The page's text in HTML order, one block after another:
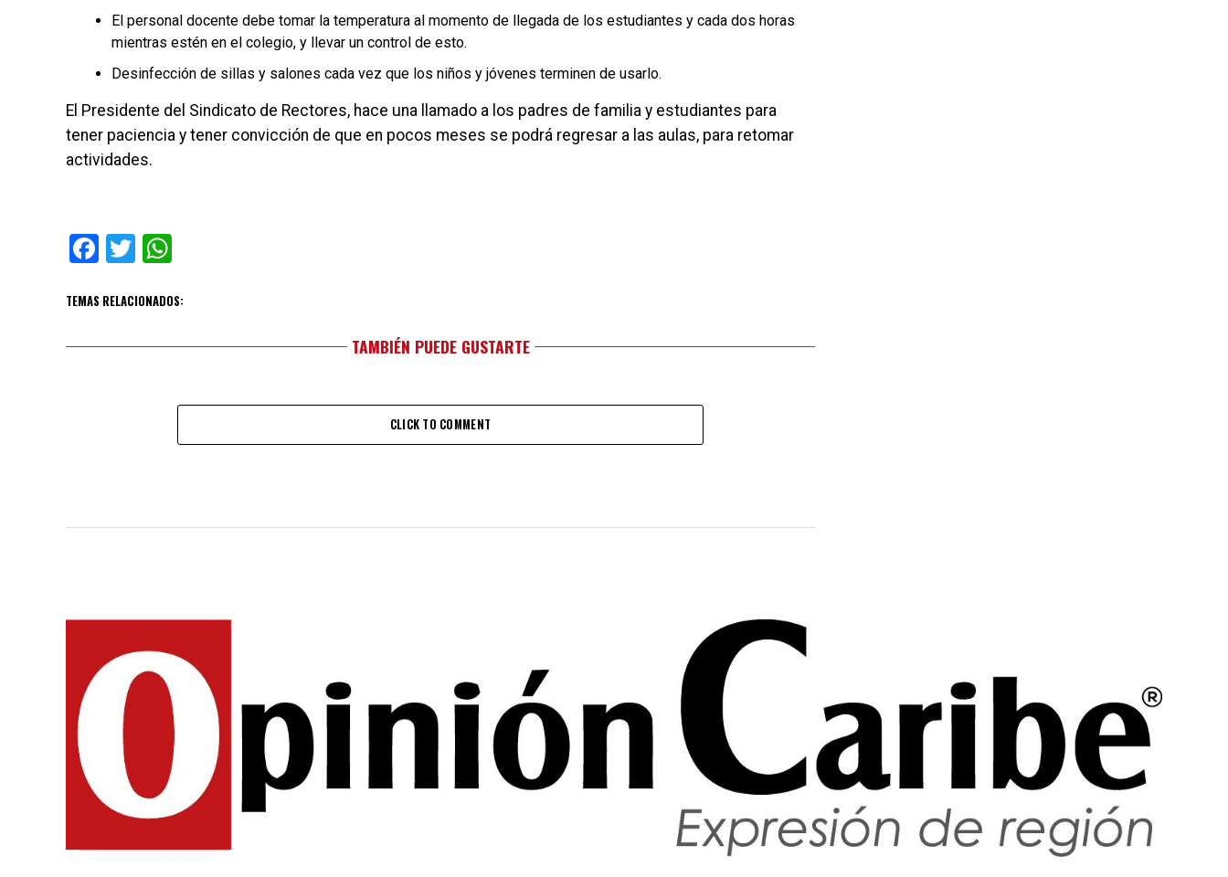
El personal docente debe tomar la temperatura al momento de llegada de los estudiantes y cada dos horas
mientras estén en el colegio, y llevar un control de esto.
Desinfección de sillas y salones cada vez que los niños y jóvenes terminen de usarlo.
El Presidente del Sindicato de Rectores, hace una llamado a los padres de familia y estudiantes para
tener paciencia y tener convicción de que en pocos meses se podrá regresar a las aulas, para retomar
actividades.
Facebook
Twitter
TEMAS RELACIONADOS:
TAMBIÉN PUEDE GUSTARTE
CLICK TO COMMENT